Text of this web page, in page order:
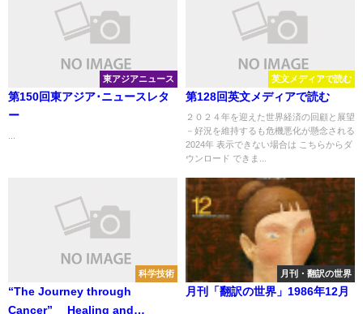
東アジアニュース
第150回東アジア･ニュースレタ
ー
英文メディアで読む
第128回英文メディアで読む
２０２４年を迎えた世界経済の回顧と展望
－好況を維持するも危機悪化が懸念される
2024年 表示できない場合は こちらからダ
ウンロード できま...
科学技術
“The Journey through
Cancer” Healing and
月刊・翻訳の世界
月刊「翻訳の世界」1986年12月